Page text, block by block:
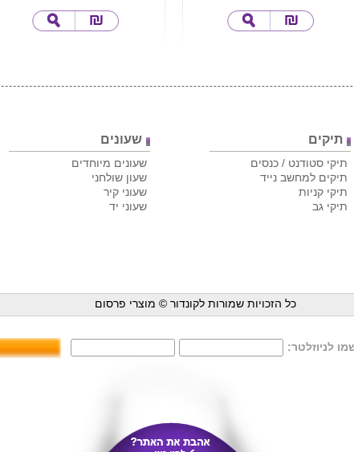
תיקים
תיקי סטודנט / כנסים
תיקים למחשב נייד
תיקי קניות
תיקי גב
שעונים
שעונים מיוחדים
שעון שולחני
שעוני קיר
שעוני יד
כל הזכויות שמורות לקונדור © מוצרי פרסום
לניוזלטר: